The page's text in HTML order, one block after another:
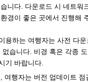
니다. 다운로드 시 네트워
경이 좋은 곳에서 진행해
용하는 여행자는 사전 다
습니다. 비경 혹은 각종
기 바랍니다.
여행자는 버전 업데이트 점